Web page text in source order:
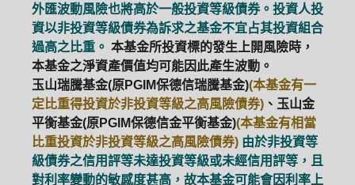
外匯波動風險也將高於一般投資等級債券。投資人投
資以非投資等級債券為訴求之基金不宜占其投資組合
過高之比重。 本基金所投資標的發生上開風險時，
本基金之淨資產價值均可能因此產生波動。
玉山瑞騰基金(原PGIM保德信瑞騰基金)(本基金有一
定比重得投資於非投資等級之高風險債券) 、玉山金
平衡基金(原PGIM保德信金平衡基金)(本基金有相當
比重投資於非投資等級之高風險債券) 由於非投資等
級債券之信用評等未達投資等級或未經信用評等，且
對利率變動的敏感度甚高，故本基金可能會因利率上